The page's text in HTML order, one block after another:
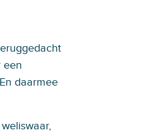
een
daarmee